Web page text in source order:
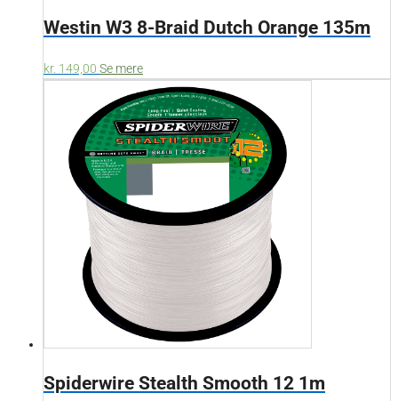
Westin W3 8-Braid Dutch Orange 135m
kr. 149,00 Se mere
Spiderwire Stealth Smooth 12 1m